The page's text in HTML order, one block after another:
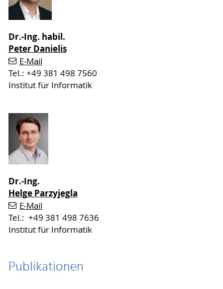
Dr.-Ing. habil.
Peter Danielis
E-Mail
Tel.: +49 381 498 7560
Institut für Informatik
Dr.-Ing.
Helge Parzyjegla
E-Mail
Tel.: +49 381 498 7636
Institut für Informatik
Publikationen